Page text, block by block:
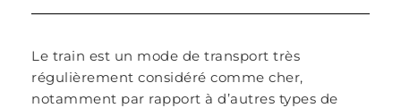
Le train est un mode de transport très
régulièrement considéré comme cher,
notamment par rapport à d’autres types de